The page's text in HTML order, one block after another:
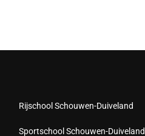
Rijschool Schouwen-Duiveland
Sportschool Schouwen-Duiveland